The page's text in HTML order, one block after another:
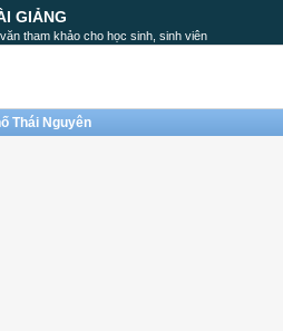
GIẢNG
tham khảo cho học sinh, sinh viên
Thái Nguyên